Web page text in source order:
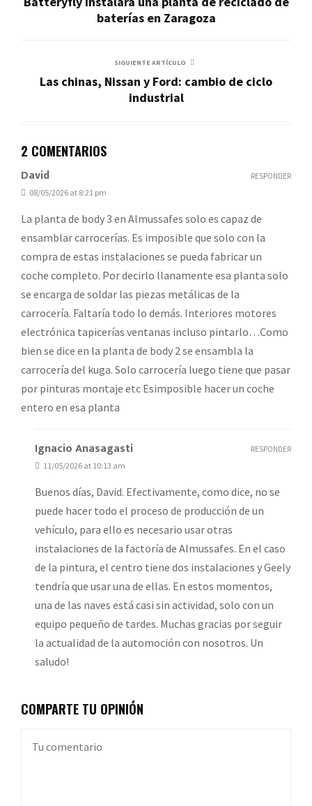
baterías en Zaragoza
SIGUIENTE ARTÍCULO
Las chinas, Nissan y Ford: cambio de ciclo
industrial
2 COMENTARIOS
David
08/05/2026 at 8:21 pm
La planta de body 3 en Almussafes solo es capaz de
ensamblar carrocerías. Es imposible que solo con la
compra de estas instalaciones se pueda fabricar un
coche completo. Por decirlo llanamente esa planta solo
se encarga de soldar las piezas metálicas de la
carrocería. Faltaría todo lo demás. Interiores motores
electrónica tapicerías ventanas incluso pintarlo…Como
bien se dice en la planta de body 2 se ensambla la
carrocería del kuga. Solo carrocería luego tiene que pasar
por pinturas montaje etc Esimposible hacer un coche
entero en esa planta
RESPONDER
Ignacio Anasagasti
11/05/2026 at 10:13 am
Buenos días, David. Efectivamente, como dice, no se
puede hacer todo el proceso de producción de un
vehículo, para ello es necesario usar otras
instalaciones de la factoría de Almussafes. En el caso
de la pintura, el centro tiene dos instalaciones y Geely
tendría que usar una de ellas. En estos momentos,
una de las naves está casi sin actividad, solo con un
equipo pequeño de tardes. Muchas gracias por seguir
la actualidad de la automoción con nosotros. Un
saludo!
RESPONDER
COMPARTE TU OPINIÓN